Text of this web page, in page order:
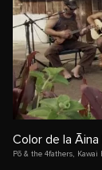
Color de la
Pō & the 4fathers Kawai